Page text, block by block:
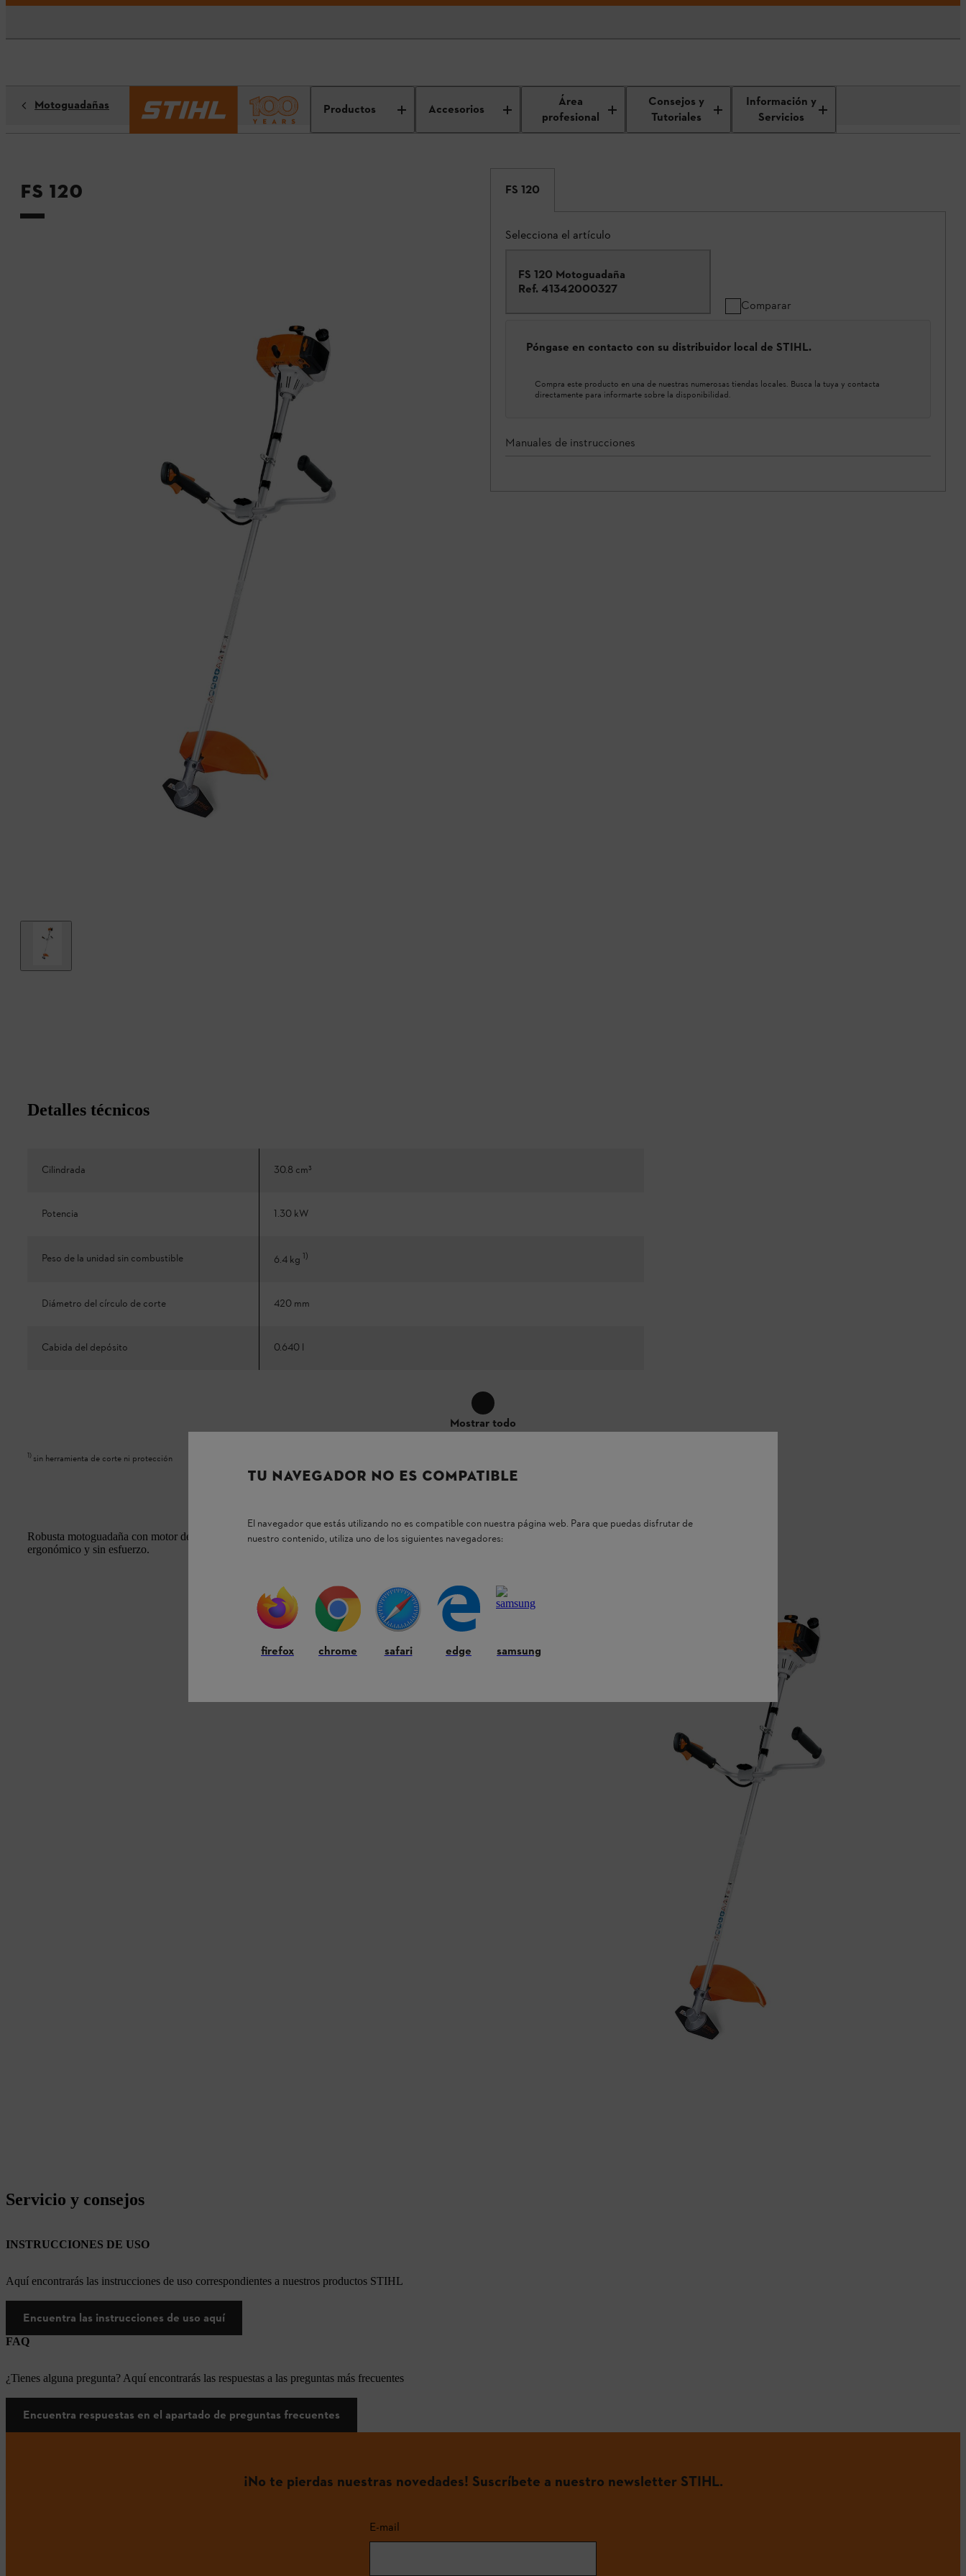
Productos Accesorios
Área
profesional
Consejos y
Tutoriales
Información y
Servicios
Motoguadañas
FS 120 FS 120
Selecciona el artículo
FS 120 Motoguadaña
Ref. 41342000327
Comparar
Póngase en contacto con su distribuidor local de STIHL.
Compra este producto en una de nuestras numerosas tiendas locales. Busca la tuya y contacta
directamente para informarte sobre la disponibilidad.
Manuales de instrucciones
Detalles técnicos
Cilindrada 30.8 cm³
Potencia 1.30 kW
Peso de la unidad sin combustible 6.4 kg 1)
Diámetro del círculo de corte 420 mm
Cabida del depósito 0.640 l
Mostrar todo
1) sin herramienta de corte ni protección
Robusta motoguadaña con motor de gran aceleración. Manillar abierto para un manejo de la máquina
ergonómico y sin esfuerzo.
Servicio y consejos
INSTRUCCIONES DE USO
Aquí encontrarás las instrucciones de uso correspondientes a nuestros productos STIHL
Encuentra las instrucciones de uso aquí
FAQ
¿Tienes alguna pregunta? Aquí encontrarás las respuestas a las preguntas más frecuentes
Encuentra respuestas en el apartado de preguntas frecuentes
¡No te pierdas nuestras novedades! Suscríbete a nuestro newsletter STIHL.
E-mail
TU NAVEGADOR NO ES COMPATIBLE
El navegador que estás utilizando no es compatible con nuestra página web. Para que puedas disfrutar de
nuestro contenido, utiliza uno de los siguientes navegadores:
firefox chrome safari edge samsung